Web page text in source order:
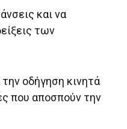
και να
των
οδήγηση κινητά
που αποσπούν την